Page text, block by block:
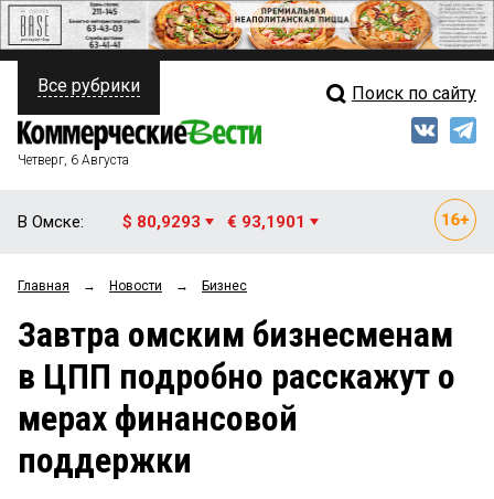
ПОЛИТИКА
ФИНАНСЫ
ОБЩЕСТВО
ЗАКОН
НОВОСТИ КОМПАНИЙ
Свежий выпуск
Рейтинги
Блоги
Архив
Все рубрики Поиск по сайту
Четверг, 6 Августа
В Омске: $ 80,9293 € 93,1901
Главная → Новости → Бизнес
Завтра омским бизнесменам
в ЦПП подробно расскажут о
мерах финансовой
поддержки